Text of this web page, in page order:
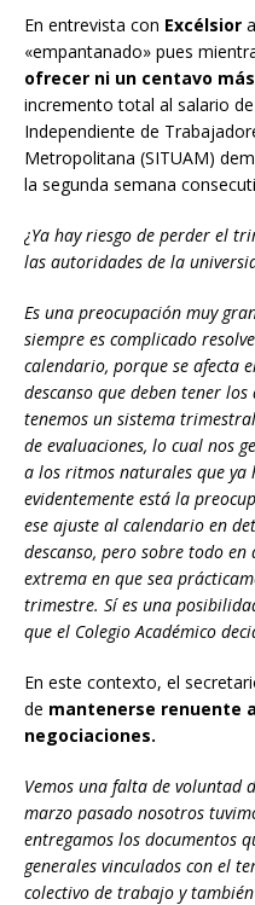
En entrevista con Excélsior
«empantanado» pues
ofrecer ni un centavo
incremento total al salario
Independiente de
Metropolitana (SITUAM)
la segunda semana
¿Ya hay riesgo de perder el
las autoridades de la
Es una preocupación muy
siempre es complicado
calendario, porque se afecta
descanso que deben tener
tenemos un sistema
de evaluaciones, lo cual nos
a los ritmos naturales que ya
evidentemente está la
ese ajuste al calendario en
descanso, pero sobre todo
extrema en que sea
trimestre. Sí es una
que el Colegio Académico
En este contexto, el
de mantenerse renuente
negociaciones.
Vemos una falta de voluntad
marzo pasado nosotros
entregamos los documentos
generales vinculados con el
colectivo de trabajo y